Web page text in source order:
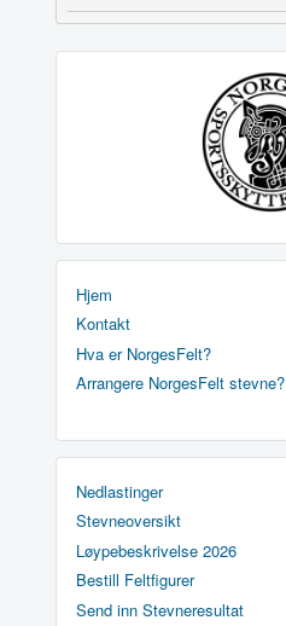
Hjem
Kontakt
Hva er NorgesFelt?
Arrangere NorgesFelt stevne?
Nedlastinger
Stevneoversikt
Løypebeskrivelse 2026
Bestill Feltfigurer
Send inn Stevneresultat